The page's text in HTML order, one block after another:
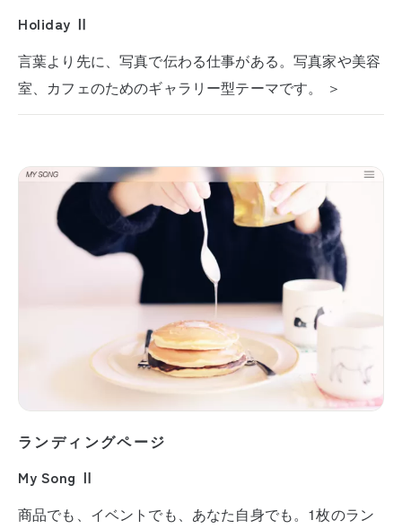
Holiday Ⅱ
言葉より先に、写真で伝わる仕事がある。写真家や美容
室、カフェのためのギャラリー型テーマです。 ＞
ランディングページ
My Song Ⅱ
商品でも、イベントでも、あなた自身でも。1枚のラン